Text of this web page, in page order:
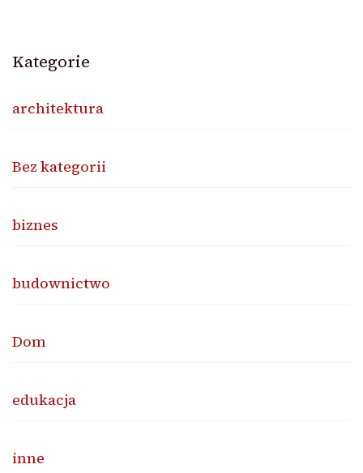
Kategorie
architektura
Bez kategorii
biznes
budownictwo
Dom
edukacja
inne